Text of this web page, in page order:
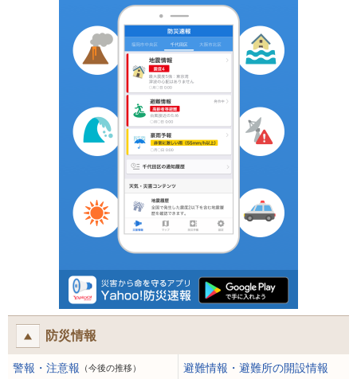
防災情報
警報・注意報 （今後の推移） 避難情報・避難所の開設情報